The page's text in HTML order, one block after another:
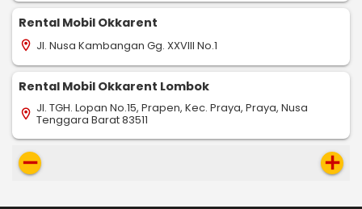
Rental Mobil Okkarent
location_on Jl. Nusa Kambangan Gg. XXVIII No.1
Rental Mobil Okkarent Lombok
location_on Jl. TGH. Lopan No.15, Prapen, Kec. Praya, Praya, Nusa
Tenggara Barat 83511
remove add